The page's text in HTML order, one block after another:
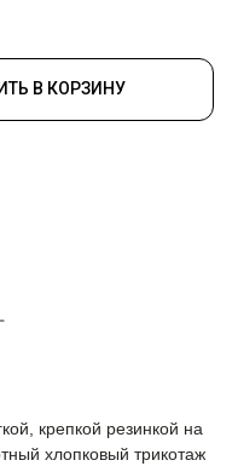
В КОРЗИНУ
крепкой резинкой на
хлопковый трикотаж